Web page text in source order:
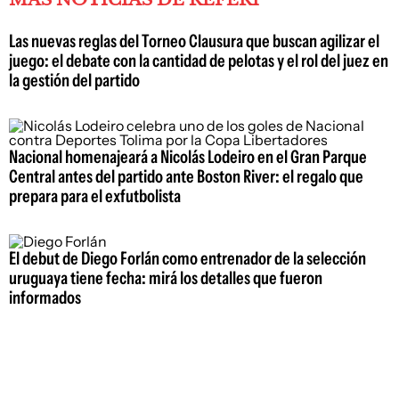
Las nuevas reglas del Torneo Clausura que buscan agilizar el
juego: el debate con la cantidad de pelotas y el rol del juez en
la gestión del partido
Nacional homenajeará a Nicolás Lodeiro en el Gran Parque
Central antes del partido ante Boston River: el regalo que
prepara para el exfutbolista
El debut de Diego Forlán como entrenador de la selección
uruguaya tiene fecha: mirá los detalles que fueron
informados